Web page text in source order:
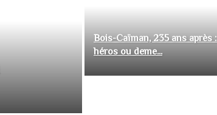
Bois-Caïman, 235 ans après
héros ou deme...